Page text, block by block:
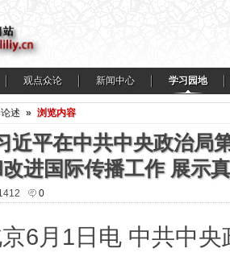
观点众论 新闻中心 学习园地
述 » 浏览内容
近平在中共中央政治局
进国际传播工作 展示
0
6月1日电 中共中